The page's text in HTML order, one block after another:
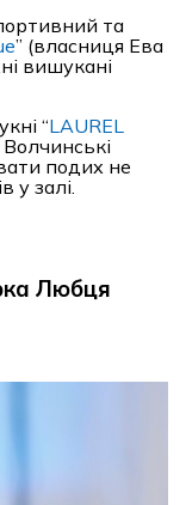
та
” (власниця Ева
вишукані
“LAUREL
подих не
у залі.
Любця